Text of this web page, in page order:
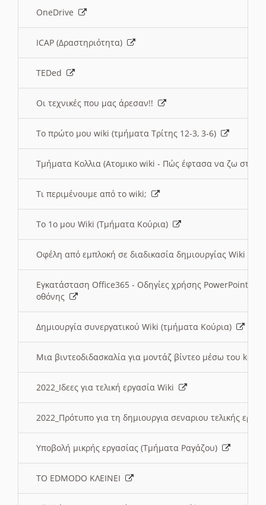
OneDrive
ICAP (Δραστηριότητα)
TEDed
Οι τεχνικές που μας άρεσαν!!
Το πρώτο μου wiki (τμήματα Τρίτης 12-3, 3-6)
Τμήματα Κολλια (Ατομικο wiki - Πώς έφτασα να ζω στην
Τι περιμένουμε από το wiki;
Το 1ο μου Wiki (Τμήματα Κούρια)
Οφέλη από εμπλοκή σε διαδικασία δημιουργίας Wiki
Εγκατάσταση Office365 - Οδηγίες χρήσης PowerPoint
οθόνης
Δημιουργία συνεργατικού Wiki (τμήματα Κούρια)
Μια βιντεοδιδασκαλία για μοντάζ βίντεο μέσω του
2022_Ιδεες για τελική εργασία Wiki
2022_Πρότυπο για τη δημιουργια σεναριου τελικής
Υποβολή μικρής εργασίας (Τμήματα Ραγάζου)
ΤΟ EDMODO ΚΛΕΙΝΕΙ